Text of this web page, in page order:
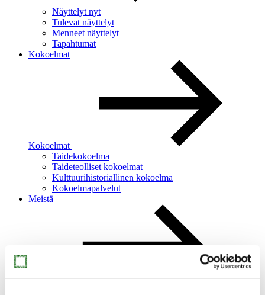
Näyttelyt nyt
Tulevat näyttelyt
Menneet näyttelyt
Tapahtumat
Kokoelmat
Kokoelmat
Taidekokoelma
Taideteolliset kokoelmat
Kulttuurihistoriallinen kokoelma
Kokoelmapalvelut
Meistä